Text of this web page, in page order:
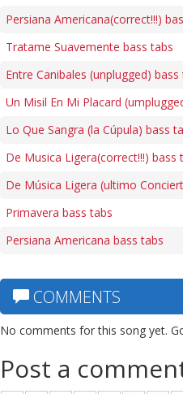
Persiana Americana(correct!!!)
Tratame Suavemente bass tabs
Entre Canibales (unplugged) bass
Un Misil En Mi Placard
Lo Que Sangra (la Cúpula) bass
De Musica Ligera(correct!!!) bass
De Música Ligera (ultimo
Primavera bass tabs
Persiana Americana bass tabs
COMMENTS
No comments for this song yet.
Post a